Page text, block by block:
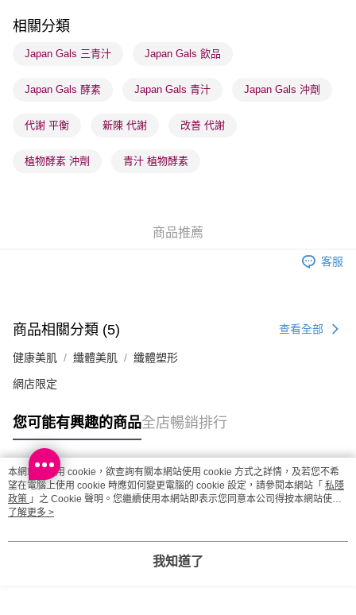
每筆HK$65.00，滿HK$300.00或以上免運費
(香港門市) 只顯示可選門市。確認發貨後2-5個工作天到店，3天內
取。逾期會取消訂單，並不會安排重寄
相關分類
Japan Gals 三青汁 Japan Gals 飲品
Japan Gals 酵素 Japan Gals 青汁 Japan Gals 沖劑
代謝 平衡 新陳 代謝 改善 代謝
植物酵素 沖劑 青汁 植物酵素
商品推薦
客服
商品相關分類 (5) 查看全部
健康美肌 纖體美肌 纖體塑形
網店限定
您可能有興趣的商品全店暢銷排行
熱門標籤
熱銷排行
本網站中使用 cookie，欲查詢有關本網站使用 cookie 方式之詳情，及若您不希
望在電腦上使用 cookie 時應如何變更電腦的 cookie 設定，請參閱本網站「 私隱
政策 」之 Cookie 聲明。您繼續使用本網站即表示您同意本公司得按本網站使用
條款之 Cookie 聲明使用 cookie。
了解更多 >
我知道了